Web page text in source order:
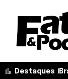
Destaques